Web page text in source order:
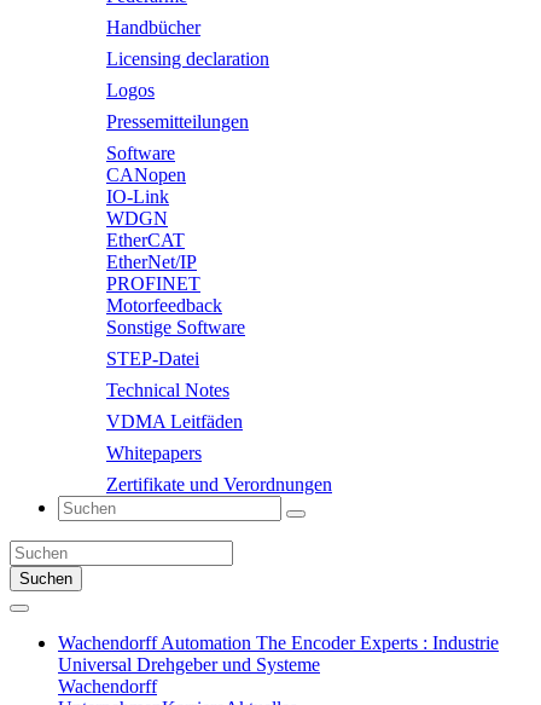
Handbücher
Licensing declaration
Logos
Pressemitteilungen
Software
CANopen
IO-Link
WDGN
EtherCAT
EtherNet/IP
PROFINET
Motorfeedback
Sonstige Software
STEP-Datei
Technical Notes
VDMA Leitfäden
Whitepapers
Zertifikate und Verordnungen
Suchen
Wachendorff Automation The Encoder Experts : Industrie
Universal Drehgeber und Systeme
Wachendorff